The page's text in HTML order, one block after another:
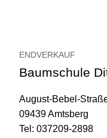
ENDVERKAUF
Baumschule
August-Bebel-
09439 Amtsberg
Tel: 037209-2898